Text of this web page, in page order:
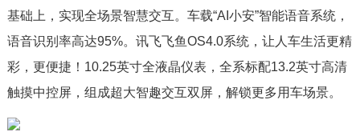
基础上，实现全场景智慧交互。车载“AI小安”智能语音系统，
语音识别率高达95%。讯飞飞鱼OS4.0系统，让人车生活更精
彩，更便捷！10.25英寸全液晶仪表，全系标配13.2英寸高清
触摸中控屏，组成超大智趣交互双屏，解锁更多用车场景。